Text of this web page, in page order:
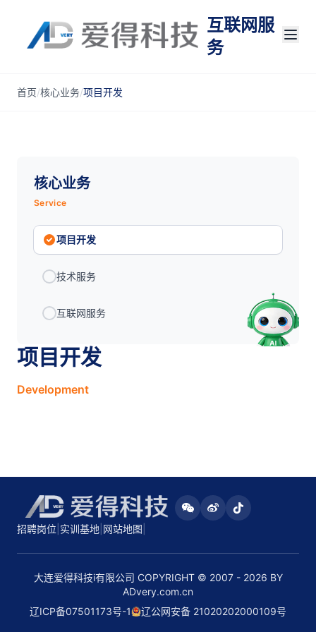
互联网服
务
首页/核心业务/项目开发
核心业务
Service
项目开发
技术服务
互联网服务
项目开发
Development
招聘岗位 实训基地 网站地图
大连爱得科技i有限公司 COPYRIGHT © 2007 - 2026 BY
ADvery.com.cn
辽ICP备07501173号-1
辽公网安备 21020202000109号